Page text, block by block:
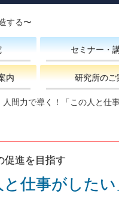
する〜
セミナー・
内 研究所のご
人間力で導く！「この人と仕
促進を目指す
仕事がした